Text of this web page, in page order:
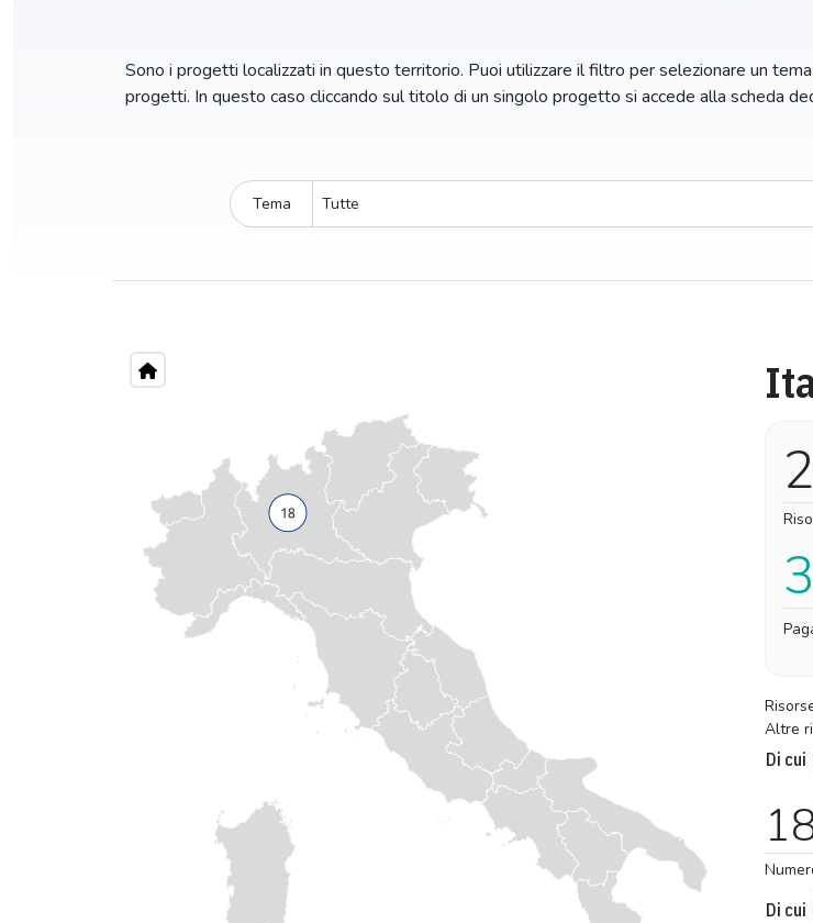
Sono i progetti localizzati in questo territorio. Puoi utilizzare il filtro per selezionare un
progetti. In questo caso cliccando sul titolo di un singolo progetto si accede alla scheda
Tema
Altre
Di cui
Di cui